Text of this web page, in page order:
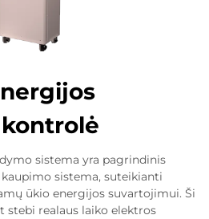
sistema yra pagrindinis
sistema, suteikianti
ūkio energijos suvartojimui. Ši
stebi realaus laiko elektros